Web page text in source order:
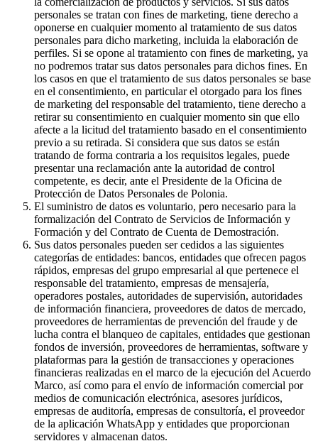
personales se tratan con fines de marketing, tiene derecho a
oponerse en cualquier momento al tratamiento de sus datos
personales para dicho marketing, incluida la elaboración de
perfiles. Si se opone al tratamiento con fines de marketing, ya
no podremos tratar sus datos personales para dichos fines. En
los casos en que el tratamiento de sus datos personales se base
en el consentimiento, en particular el otorgado para los fines
de marketing del responsable del tratamiento, tiene derecho a
retirar su consentimiento en cualquier momento sin que ello
afecte a la licitud del tratamiento basado en el consentimiento
previo a su retirada. Si considera que sus datos se están
tratando de forma contraria a los requisitos legales, puede
presentar una reclamación ante la autoridad de control
competente, es decir, ante el Presidente de la Oficina de
Protección de Datos Personales de Polonia.
El suministro de datos es voluntario, pero necesario para la
formalización del Contrato de Servicios de Información y
Formación y del Contrato de Cuenta de Demostración.
Sus datos personales pueden ser cedidos a las siguientes
categorías de entidades: bancos, entidades que ofrecen pagos
rápidos, empresas del grupo empresarial al que pertenece el
responsable del tratamiento, empresas de mensajería,
operadores postales, autoridades de supervisión, autoridades
de información financiera, proveedores de datos de mercado,
proveedores de herramientas de prevención del fraude y de
lucha contra el blanqueo de capitales, entidades que gestionan
fondos de inversión, proveedores de herramientas, software y
plataformas para la gestión de transacciones y operaciones
financieras realizadas en el marco de la ejecución del Acuerdo
Marco, así como para el envío de información comercial por
medios de comunicación electrónica, asesores jurídicos,
empresas de auditoría, empresas de consultoría, el proveedor
de la aplicación WhatsApp y entidades que proporcionan
servidores y almacenan datos.